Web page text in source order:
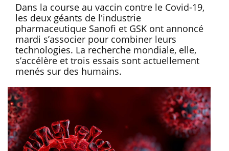
Dans la course au vaccin contre le Covid-19,
les deux géants de l'industrie
pharmaceutique Sanofi et GSK ont annoncé
mardi s’associer pour combiner leurs
technologies. La recherche mondiale, elle,
s’accélère et trois essais sont actuellement
menés sur des humains.